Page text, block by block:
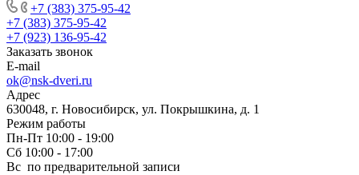
+7 (383) 375-95-42
+7 (383) 375-95-42
+7 (923) 136-95-42
Заказать звонок
E-mail
ok@nsk-dveri.ru
Адрес
630048, г. Новосибирск, ул. Покрышкина, д. 1
Режим работы
Пн-Пт 10:00 - 19:00
Сб 10:00 - 17:00
Вс по предварительной записи